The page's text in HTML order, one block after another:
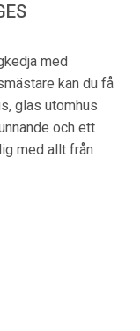
med
kan du få
glas utomhus
och ett
med allt från